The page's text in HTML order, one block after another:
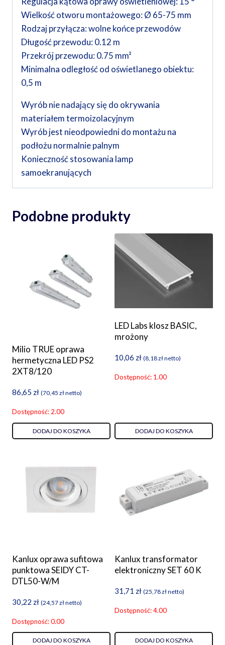
Wielkość otworu montażowego: Ø 65-75 mm
Rodzaj przyłącza: wolne końce przewodów
Długość przewodu: 0.12 m
Przekrój przewodu: 0.75 mm²
Minimalna odległość od oświetlanego obiektu:
0,5 m
Wyrób nie nadający się do okrywania
materiałem termoizolacyjnym
Wyrób jest nieodpowiedni do montażu na
podłożu normalnie palnym
Konieczność stosowania lamp
samoekranujących
Podobne produkty
Milio TRUE oprawa
hermetyczna LED PS2
2XT8/120
86,65 zł (70,45 złnetto)
Dostępność: 2.00
DODAJ DO KOSZYKA
LED Labs klosz BASIC,
mrożony
10,06 zł (8,18złnetto)
Dostępność: 1.00
DODAJ DO KOSZYKA
Kanlux oprawa sufitowa
punktowa SEIDY CT-
DTL50-W/M
30,22 zł (24,57złnetto)
Dostępność: 0.00
DODAJ DO KOSZYKA
Kanlux transformator
elektroniczny SET 60 K
31,71 zł (25,78złnetto)
Dostępność: 4.00
DODAJ DO KOSZYKA